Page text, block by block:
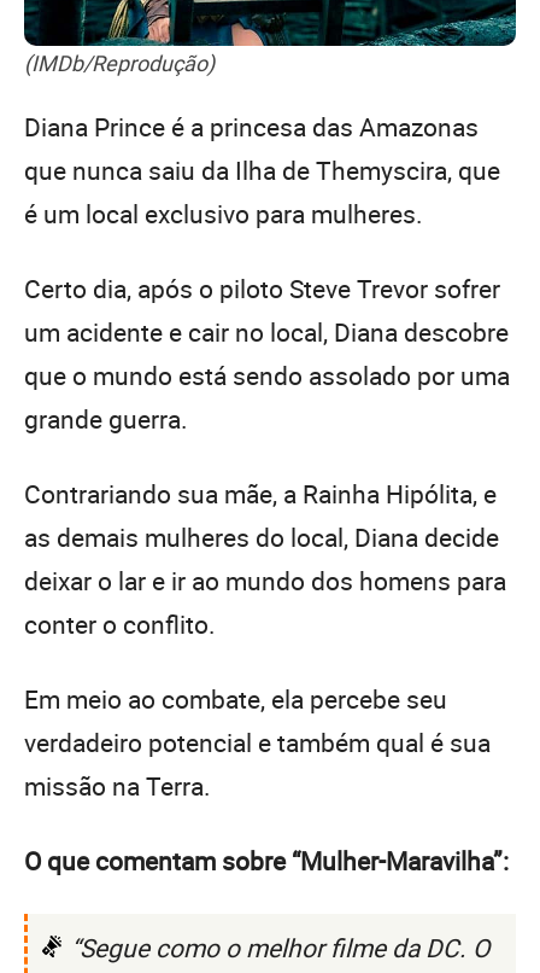
(IMDb/Reprodução)
Diana Prince é a princesa das Amazonas
que nunca saiu da Ilha de Themyscira, que
é um local exclusivo para mulheres.
Certo dia, após o piloto Steve Trevor sofrer
um acidente e cair no local, Diana descobre
que o mundo está sendo assolado por uma
grande guerra.
Contrariando sua mãe, a Rainha Hipólita, e
as demais mulheres do local, Diana decide
deixar o lar e ir ao mundo dos homens para
conter o conflito.
Em meio ao combate, ela percebe seu
verdadeiro potencial e também qual é sua
missão na Terra.
O que comentam sobre “Mulher-Maravilha”:
“Segue como o melhor filme da DC. O